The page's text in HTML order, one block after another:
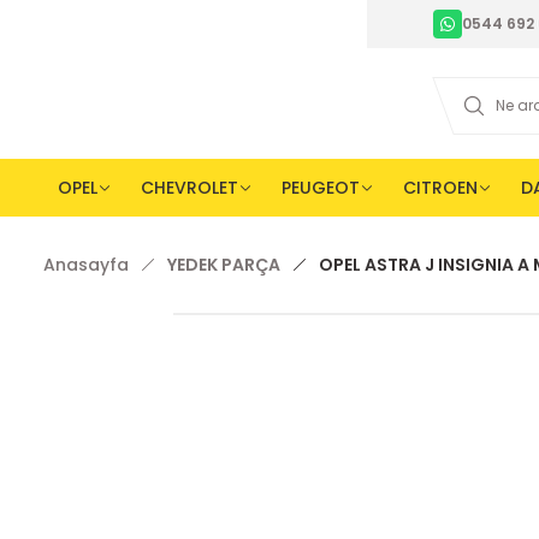
0544 692
OPEL CHEVROLET PEUGEOT CITROEN
Anasayfa YEDEK PARÇA OPEL ASTRA J INSIGNIA